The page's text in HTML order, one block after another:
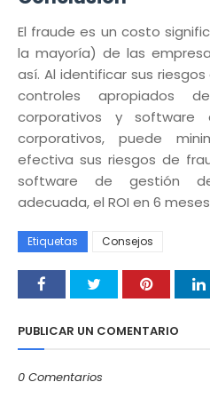
El fraude es un costo
la mayoría) de las
así. Al identificar sus
controles apropiados
corporativos y
corporativos, puede
efectiva sus riesgos de
software de gestión
adecuada, el ROI en 6
Etiquetas Consejos
PUBLICAR UN COMENTARIO
0 Comentarios